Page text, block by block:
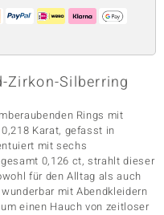
Zirkon-Silberring
Rings mit
Karat, gefasst in
mit sechs
0,126 ct, strahlt dieser
für den Alltag als auch
mit Abendkleidern
einen Hauch von zeitloser